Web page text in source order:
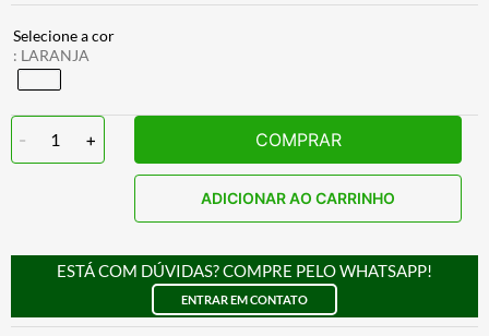
: LARANJA
- 1 + COMPRAR
ADICIONAR AO CARRINHO
ESTÁ COM DÚVIDAS? COMPRE PELO WHATSAPP!
ENTRAR EM CONTATO